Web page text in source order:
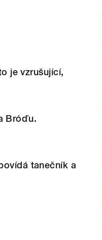
je vzrušující,
Bróďu.
tanečník a